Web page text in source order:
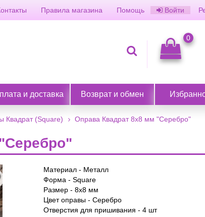
Войти
Правила магазина Помощь
0
и доставка Возврат и обмен
Квадрат (Square) Оправа Квадрат 8х8 мм "Серебро"
Материал - Металл
Форма - Square
Размер - 8х8 мм
Цвет оправы - Серебро
Отверстия для пришивания - 4 шт